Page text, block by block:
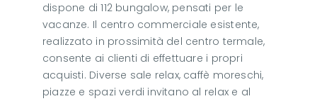
dispone di 112 bungalow, pensati per le
vacanze. Il centro commerciale esistente,
realizzato in prossimità del centro termale,
consente ai clienti di effettuare i propri
acquisti. Diverse sale relax, caffè moreschi,
piazze e spazi verdi invitano al relax e al